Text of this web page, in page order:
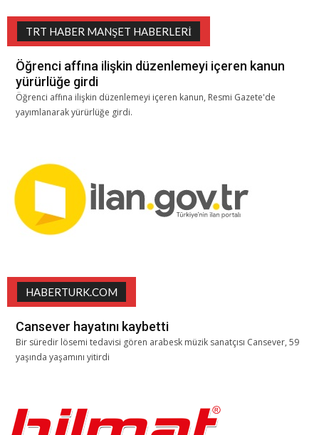
TRT HABER MANŞET HABERLERI
Öğrenci affına ilişkin düzenlemeyi içeren kanun
yürürlüğe girdi
Öğrenci affına ilişkin düzenlemeyi içeren kanun, Resmi Gazete'de
yayımlanarak yürürlüğe girdi.
HABERTURK.COM
Cansever hayatını kaybetti
Bir süredir lösemi tedavisi gören arabesk müzik sanatçısı Cansever, 59
yaşında yaşamını yitirdi